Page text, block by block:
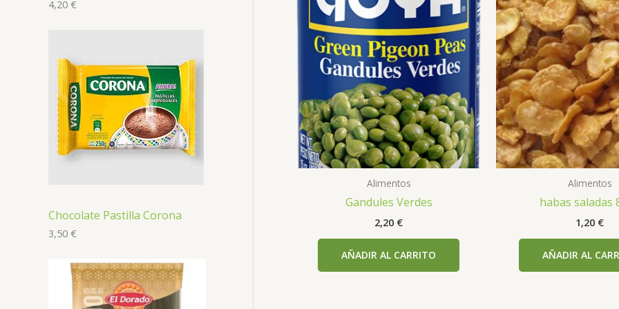
4,20 €
Chocolate Pastilla Corona
3,50 €
Alimentos
Gandules Verdes
2,20 €
AÑADIR AL CARRITO
Alimentos
habas saladas
1,20 €
AÑADIR AL